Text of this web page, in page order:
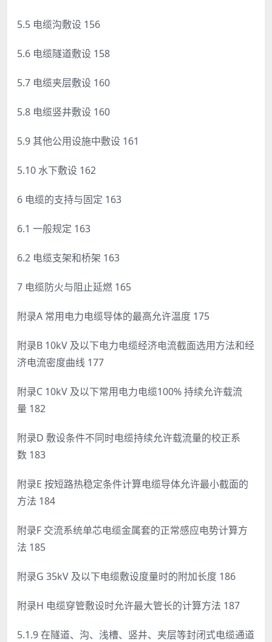
5.5 电缆沟敷设 156
5.6 电缆隧道敷设 158
5.7 电缆夹层敷设 160
5.8 电缆竖井敷设 160
5.9 其他公用设施中敷设 161
5.10 水下敷设 162
6 电缆的支持与固定 163
6.1 一般规定 163
6.2 电缆支架和桥架 163
7 电缆防火与阻止延燃 165
附录A 常用电力电缆导体的最高允许温度 175
附录B 10kV 及以下电力电缆经济电流截面选用方法和经
济电流密度曲线 177
附录C 10kV 及以下常用电力电缆100% 持续允许载流
量 182
附录D 敷设条件不同时电缆持续允许载流量的校正系
数 183
附录E 按短路热稳定条件计算电缆导体允许最小截面的
方法 184
附录F 交流系统单芯电缆金属套的正常感应电势计算方
法 185
附录G 35kV 及以下电缆敷设度量时的附加长度 186
附录H 电缆穿管敷设时允许最大管长的计算方法 187
5.1.9 在隧道、沟、浅槽、竖井、夹层等封闭式电缆通道